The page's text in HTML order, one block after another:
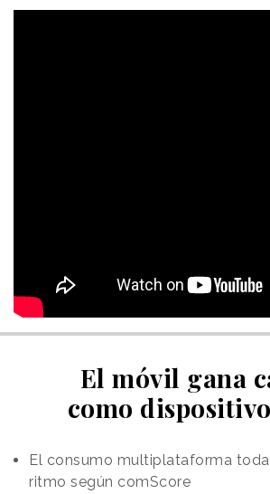
El móvil gana
como
El consumo multiplataforma
ritmo según comScore